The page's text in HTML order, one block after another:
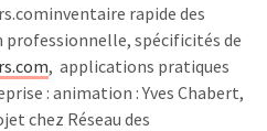
rapide des
spécificités de
, applications pratiques
: animation : Yves Chabert,
chez Réseau des